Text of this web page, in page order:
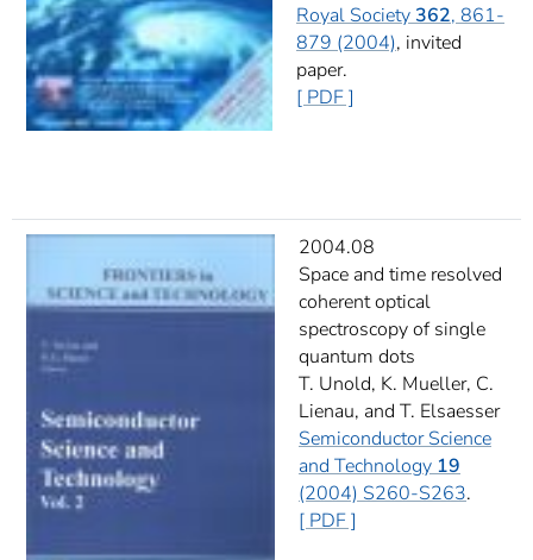
Royal Society 362, 861-
879 (2004), invited
paper.
[ PDF ]
2004.08
Space and time resolved
coherent optical
spectroscopy of single
quantum dots
T. Unold, K. Mueller, C.
Lienau, and T. Elsaesser
Semiconductor Science
and Technology 19
(2004) S260-S263.
[ PDF ]